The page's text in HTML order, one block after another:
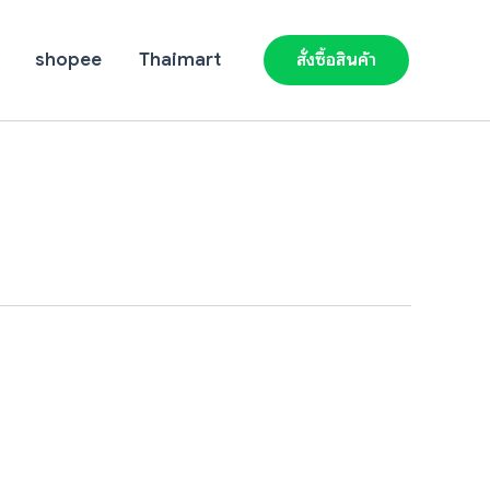
shopee Thaimart สั่งซื้อสินค้า